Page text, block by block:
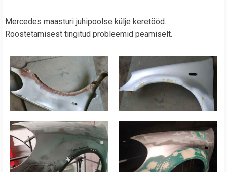
Mercedes maasturi juhipoolse külje keretööd.
Roostetamisest tingitud probleemid peamiselt.